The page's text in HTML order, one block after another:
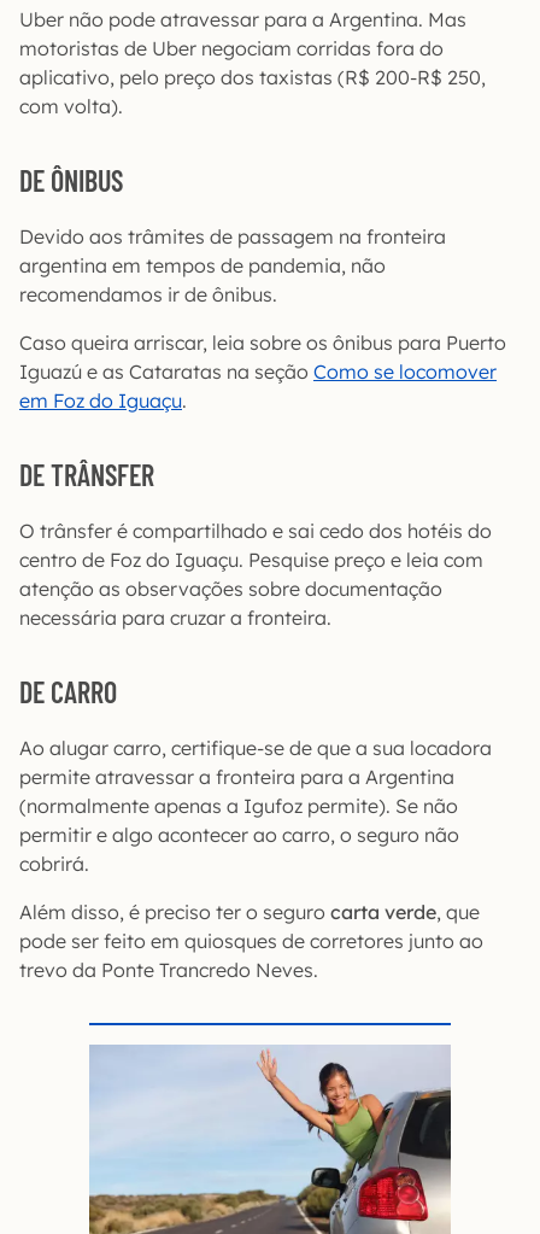
Uber não pode atravessar para a Argentina. Mas
motoristas de Uber negociam corridas fora do
aplicativo, pelo preço dos taxistas (R$ 200-R$ 250,
com volta).
DE ÔNIBUS
Devido aos trâmites de passagem na fronteira
argentina em tempos de pandemia, não
recomendamos ir de ônibus.
Caso queira arriscar, leia sobre os ônibus para Puerto
Iguazú e as Cataratas na seção Como se locomover
em Foz do Iguaçu.
DE TRÂNSFER
O trânsfer é compartilhado e sai cedo dos hotéis do
centro de Foz do Iguaçu. Pesquise preço e leia com
atenção as observações sobre documentação
necessária para cruzar a fronteira.
DE CARRO
Ao alugar carro, certifique-se de que a sua locadora
permite atravessar a fronteira para a Argentina
(normalmente apenas a Igufoz permite). Se não
permitir e algo acontecer ao carro, o seguro não
cobrirá.
Além disso, é preciso ter o seguro carta verde, que
pode ser feito em quiosques de corretores junto ao
trevo da Ponte Trancredo Neves.